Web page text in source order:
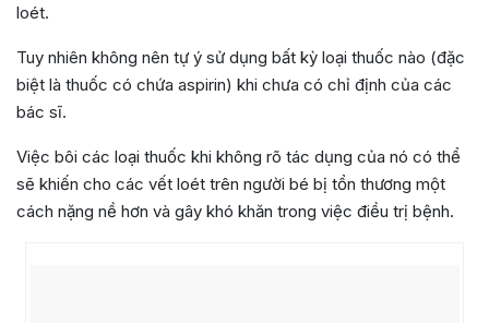
loét.
Tuy nhiên không nên tự ý sử dụng bất kỳ loại thuốc nào (đặc
biệt là thuốc có chứa aspirin) khi chưa có chỉ định của các
bác sĩ.
Việc bôi các loại thuốc khi không rõ tác dụng của nó có thể
sẽ khiến cho các vết loét trên người bé bị tổn thương một
cách nặng nề hơn và gây khó khăn trong việc điều trị bệnh.